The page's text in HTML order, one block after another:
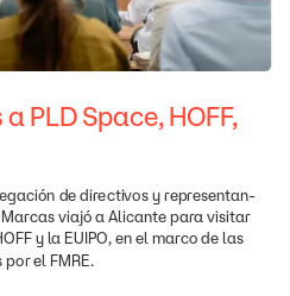
a PLDSpace, HOFF,
de directivos y representan-
Marcas viajó a Alicante para visitar
y la EUIPO, en el marco de las
porel FMRE.